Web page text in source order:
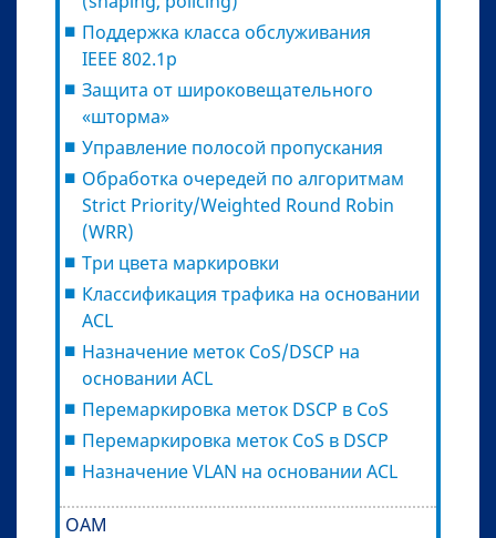
Поддержка класса обслуживания
IEEE 802.1p
Защита от широковещательного
«шторма»
Управление полосой пропускания
Обработка очередей по алгоритмам
Strict Priority/Weighted Round Robin
(WRR)
Три цвета маркировки
Классификация трафика на основании
ACL
Назначение меток CoS/DSCP на
основании ACL
Перемаркировка меток DSCP в CoS
Перемаркировка меток CoS в DSCP
Назначение VLAN на основании ACL
ОАМ